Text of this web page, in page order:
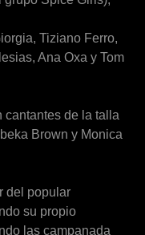
Tiziano Ferro,
Ana Oxa y Tom
cantantes de la talla
Brown y Monica
del popular
su propio
las campanada